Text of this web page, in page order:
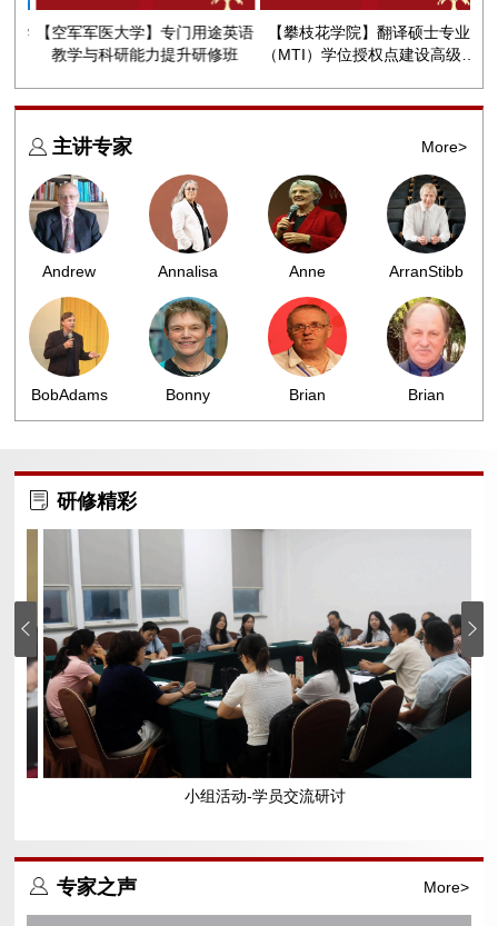
【空军军医大学】专门用途英语
教学与科研能力提升研修班
【攀枝花学院】翻译硕士专业
（MTI）学位授权点建设高级研
主讲专家 More>
Andrew
Goatly
Annalisa
Sannino
Anne
Burns
ArranStibb
e
BobAdams
on
Bonny
Norton
Brian
Paltridge
Brian
Tomlinson
研修精彩
小组活动-学员交流研讨
专家之声 More>